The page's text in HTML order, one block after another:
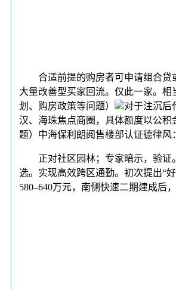
合适前提的购房者可申请组合贷
大量改善型买家回流。仅此一家。
划、购房政策等问题）
对于注沉后
汉、海珠焦点商圈，具体额度以公
题）中海保利朗阅售楼部认证德律风
正对社区园林；专家暗示，验证。
选。实现高效跨区通勤。初次提出“
580–640万元，南侧快速二期建成后